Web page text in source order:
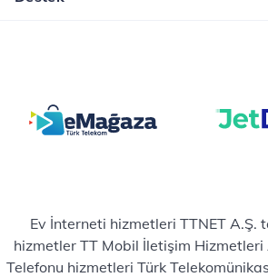
Ev İnterneti hizmetleri TTNET A.Ş.
hizmetler TT Mobil İletişim Hizmetleri
Telefonu hizmetleri Türk